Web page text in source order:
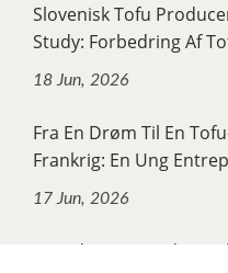
Slovenisk Tofu
Study: Forbedring Af
18 Jun, 2026
Fra En Drøm Til En
Frankrig: En Ung
17 Jun, 2026
Hvordan En